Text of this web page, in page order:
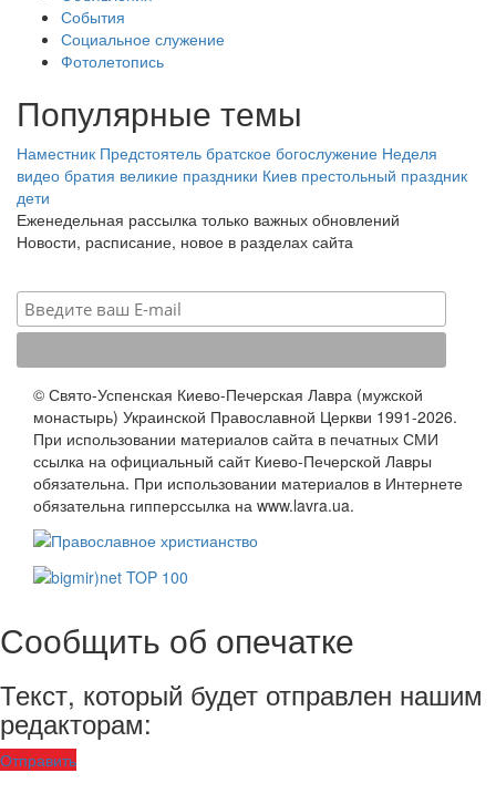
События
Социальное служение
Фотолетопись
Популярные темы
Наместник Предстоятель братское богослужение Неделя
видео братия великие праздники Киев престольный праздник
дети
Еженедельная рассылка только важных обновлений
Новости, расписание, новое в разделах сайта
© Свято-Успенская Киево-Печерская Лавра (мужской
монастырь) Украинской Православной Церкви 1991-2026.
При использовании материалов сайта в печатных СМИ
ссылка на официальный сайт Киево-Печерской Лавры
обязательна. При использовании материалов в Интернете
обязательна гипперссылка на www.lavra.ua.
Сообщить об опечатке
Текст, который будет отправлен нашим
редакторам:
Отправить